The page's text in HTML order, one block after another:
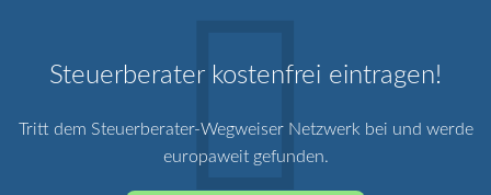
Steuerberater kostenfrei eintragen!
Tritt dem Steuerberater-Wegweiser Netzwerk bei und werde
europaweit gefunden.